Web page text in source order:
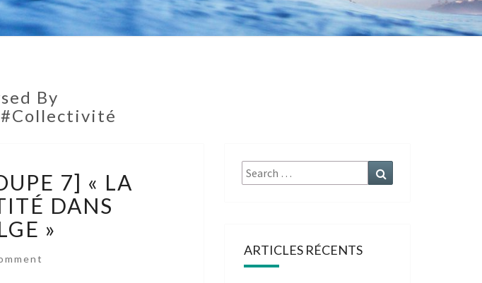
By
#collectivité
7] « LA
DANS
»
Search
for:
ARTICLES RÉCENTS